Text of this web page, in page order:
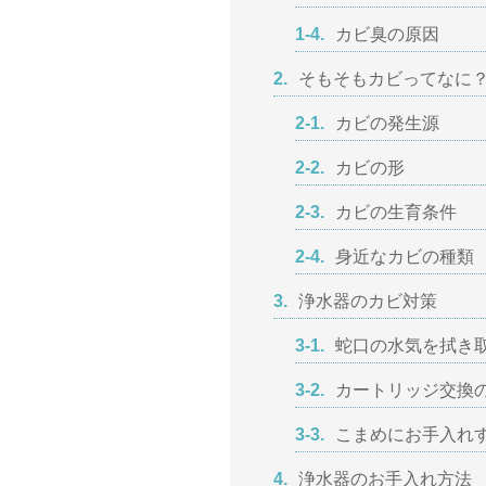
1-4. カビ臭の原因
2. そもそもカビってなに？
2-1. カビの発生源
2-2. カビの形
2-3. カビの生育条件
2-4. 身近なカビの種類
3. 浄水器のカビ対策
3-1. 蛇口の水気を拭き
3-2. カートリッジ交換
3-3. こまめにお手入れ
4. 浄水器のお手入れ方法